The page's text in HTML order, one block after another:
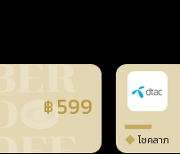
฿ 599
โชคลาภ